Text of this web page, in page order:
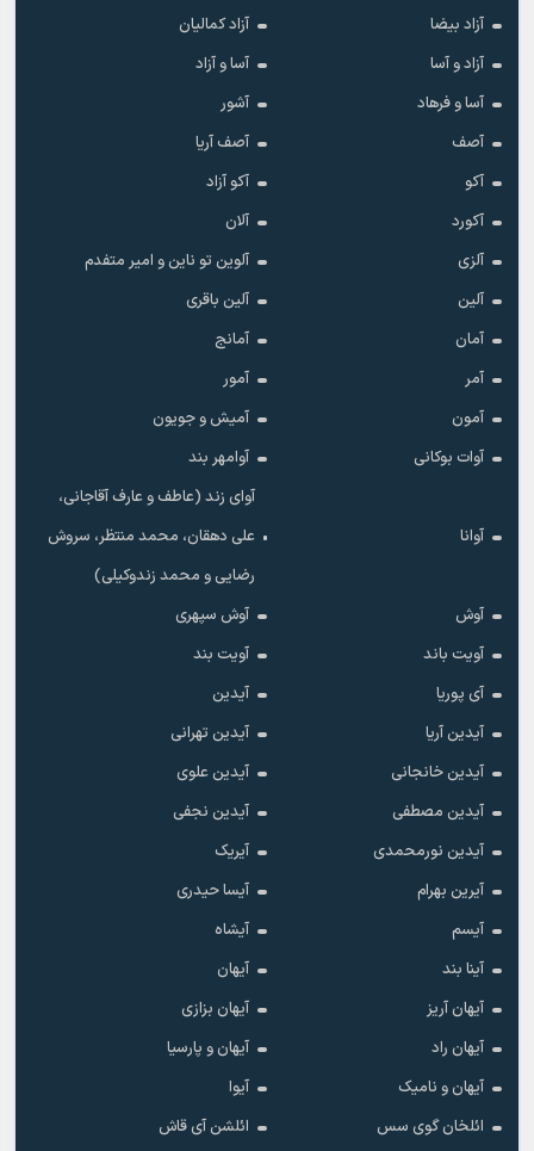
آزاد بیضا
آزاد کمالیان
آزاد و آسا
آسا و آزاد
آسا و فرهاد
آشور
آصف
آصف آریا
آکو
آکو آزاد
آکورد
آلان
آلزی
آلوین تو ناین و امیر متفدم
آلین
آلین باقری
آمان
آمانج
آمر
آمور
آمون
آمیش و جویون
آوات بوکانی
آوامهر بند
آوانا
آوای زند (عاطف و عارف آقاجانی،
علی دهقان، محمد منتظر، سروش
رضایی و محمد زندوکیلی)
آوش
آوش سپهری
آویت باند
آویت بند
آی پوریا
آیدین
آیدین آریا
آیدین تهرانی
آیدین خانجانی
آیدین علوی
آیدین مصطفی
آیدین نجفی
آیدین نورمحمدی
آیریک
آیرین بهرام
آیسا حیدری
آیسم
آیشاه
آینا بند
آیهان
آیهان آریز
آیهان بزازی
آیهان راد
آیهان و پارسیا
آیهان و نامیک
آیوا
ائلخان گوی سس
ائلشن آی قاش